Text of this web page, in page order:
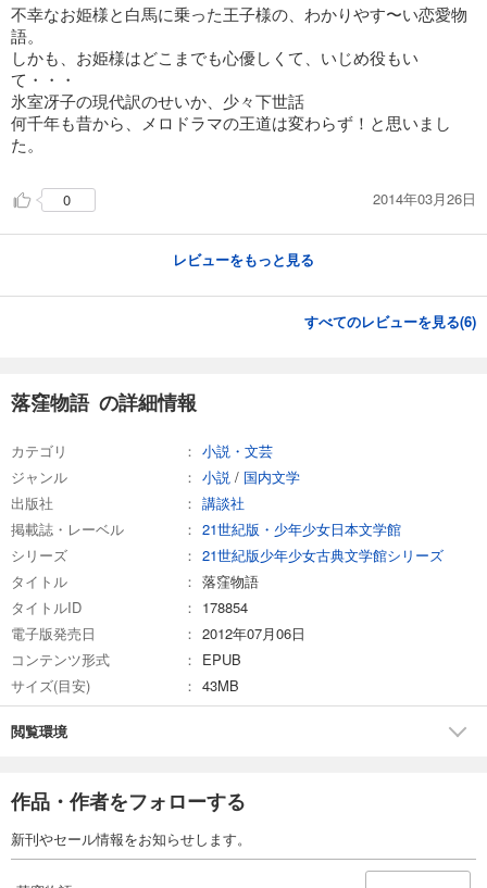
不幸なお姫様と白馬に乗った王子様の、わかりやす〜い恋愛物
語。
しかも、お姫様はどこまでも心優しくて、いじめ役もい
て・・・
氷室冴子の現代訳のせいか、少々下世話
何千年も昔から、メロドラマの王道は変わらず！と思いまし
た。
0 2014年03月26日
レビューをもっと見る
すべてのレビューを見る(6)
落窪物語 の詳細情報
カテゴリ
小説・文芸
ジャンル
小説 / 国内文学
出版社
講談社
掲載誌・レーベル
21世紀版・少年少女日本文学館
シリーズ
21世紀版少年少女古典文学館シリーズ
タイトル
落窪物語
タイトルID
178854
電子版発売日
2012年07月06日
コンテンツ形式
EPUB
サイズ(目安)
43MB
閲覧環境
作品・作者をフォローする
新刊やセール情報をお知らせします。